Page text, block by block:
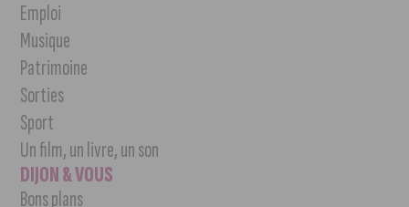
Emploi
Musique
Patrimoine
Sorties
Sport
Un film, un livre, un son
DIJON & VOUS
Bons plans